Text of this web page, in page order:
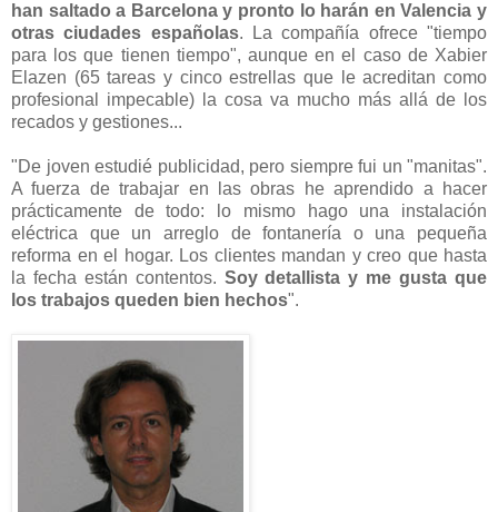
han saltado a Barcelona y pronto lo harán en Valencia y
otras ciudades españolas. La compañía ofrece "tiempo
para los que tienen tiempo", aunque en el caso de Xabier
Elazen (65 tareas y cinco estrellas que le acreditan como
profesional impecable) la cosa va mucho más allá de los
recados y gestiones...
"De joven estudié publicidad, pero siempre fui un "manitas".
A fuerza de trabajar en las obras he aprendido a hacer
prácticamente de todo: lo mismo hago una instalación
eléctrica que un arreglo de fontanería o una pequeña
reforma en el hogar. Los clientes mandan y creo que hasta
la fecha están contentos. Soy detallista y me gusta que
los trabajos queden bien hechos".